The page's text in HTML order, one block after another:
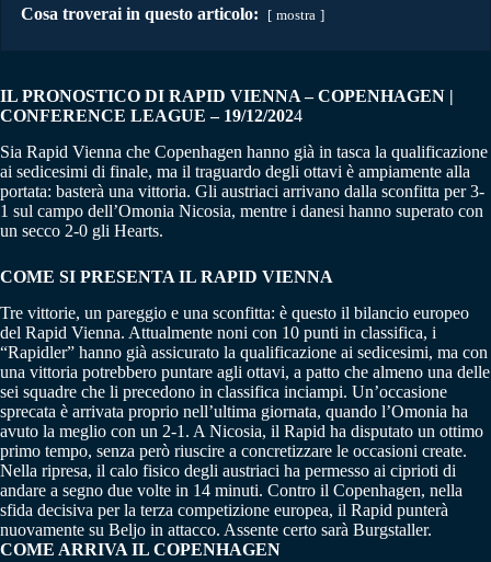
Cosa troverai in questo articolo: mostra
IL PRONOSTICO DI RAPID VIENNA – COPENHAGEN |
CONFERENCE LEAGUE – 19/12/2024
Sia Rapid Vienna che Copenhagen hanno già in tasca la qualificazione
ai sedicesimi di finale, ma il traguardo degli ottavi è ampiamente alla
portata: basterà una vittoria. Gli austriaci arrivano dalla sconfitta per 3-
1 sul campo dell’Omonia Nicosia, mentre i danesi hanno superato con
un secco 2-0 gli Hearts.
COME SI PRESENTA IL RAPID VIENNA
Tre vittorie, un pareggio e una sconfitta: è questo il bilancio europeo
del Rapid Vienna. Attualmente noni con 10 punti in classifica, i
“Rapidler” hanno già assicurato la qualificazione ai sedicesimi, ma con
una vittoria potrebbero puntare agli ottavi, a patto che almeno una delle
sei squadre che li precedono in classifica inciampi. Un’occasione
sprecata è arrivata proprio nell’ultima giornata, quando l’Omonia ha
avuto la meglio con un 2-1. A Nicosia, il Rapid ha disputato un ottimo
primo tempo, senza però riuscire a concretizzare le occasioni create.
Nella ripresa, il calo fisico degli austriaci ha permesso ai ciprioti di
andare a segno due volte in 14 minuti. Contro il Copenhagen, nella
sfida decisiva per la terza competizione europea, il Rapid punterà
nuovamente su Beljo in attacco. Assente certo sarà Burgstaller.
COME ARRIVA IL COPENHAGEN